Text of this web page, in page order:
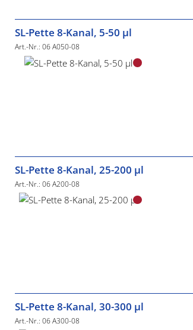
SL-Pette 8-Kanal, 5-50 µl
Art.-Nr.: 06 A050-08
SL-Pette 8-Kanal, 25-200 µl
Art.-Nr.: 06 A200-08
SL-Pette 8-Kanal, 30-300 µl
Art.-Nr.: 06 A300-08